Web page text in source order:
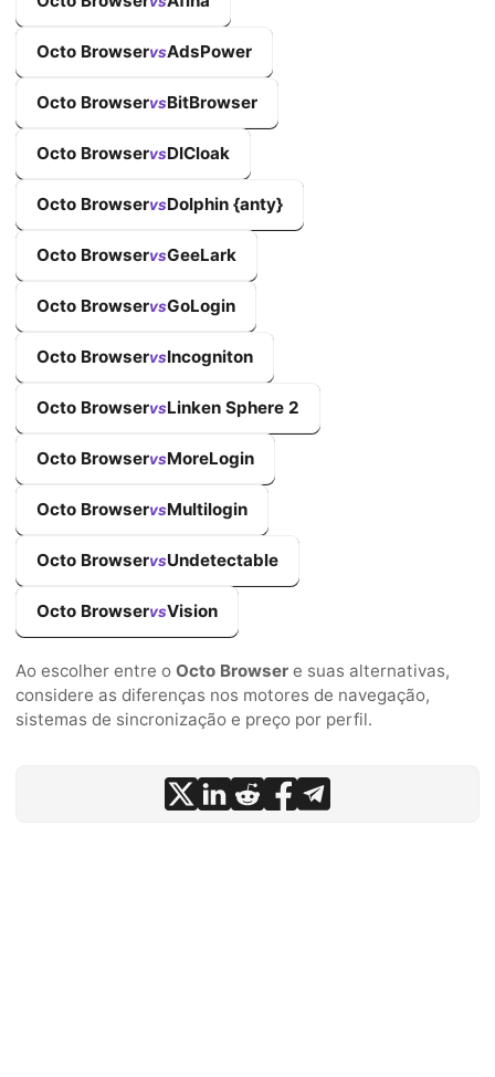
Octo BrowservsAdsPower
Octo BrowservsBitBrowser
Octo BrowservsDICloak
Octo BrowservsDolphin {anty}
Octo BrowservsGeeLark
Octo BrowservsGoLogin
Octo BrowservsIncogniton
Octo BrowservsLinken Sphere 2
Octo BrowservsMoreLogin
Octo BrowservsMultilogin
Octo BrowservsUndetectable
Octo BrowservsVision
Ao escolher entre o Octo Browser e suas alternativas,
considere as diferenças nos motores de navegação,
sistemas de sincronização e preço por perfil.